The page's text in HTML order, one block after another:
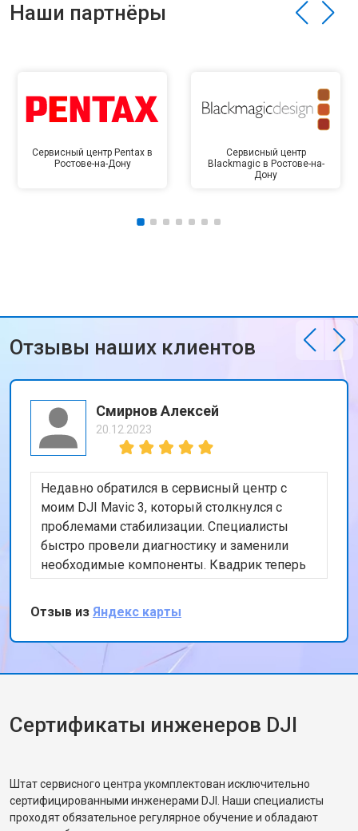
Наши партнёры
Сервисный центр Pentax в
Ростове-на-Дону
Сервисный центр
Blackmagic в Ростове-на-
Дону
Отзывы наших клиентов
Смирнов Алексей
20.12.2023
Недавно обратился в сервисный центр с
моим DJI Mavic 3, который столкнулся с
проблемами стабилизации. Специалисты
быстро провели диагностику и заменили
необходимые компоненты. Квадрик теперь
работает как новый, спасибо за отличную
Отзыв из Яндекс карты
Сертификаты инженеров DJI
Штат сервисного центра укомплектован исключительно
сертифицированными инженерами DJI. Наши специалисты
проходят обязательное регулярное обучение и обладают